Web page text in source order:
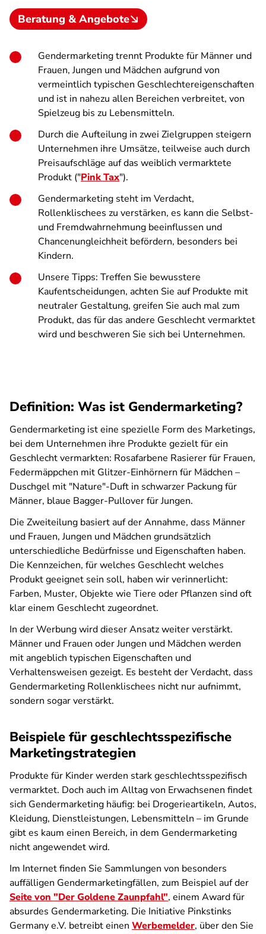
Beratung & Angebote
Gendermarketing trennt Produkte für Männer und
Frauen, Jungen und Mädchen aufgrund von
vermeintlich typischen Geschlechtereigenschaften
und ist in nahezu allen Bereichen verbreitet, von
Spielzeug bis zu Lebensmitteln.
Durch die Aufteilung in zwei Zielgruppen steigern
Unternehmen ihre Umsätze, teilweise auch durch
Preisaufschläge auf das weiblich vermarktete
Produkt ("Pink Tax").
Gendermarketing steht im Verdacht,
Rollenklischees zu verstärken, es kann die Selbst-
und Fremdwahrnehmung beeinflussen und
Chancenungleichheit befördern, besonders bei
Kindern.
Unsere Tipps: Treffen Sie bewusstere
Kaufentscheidungen, achten Sie auf Produkte mit
neutraler Gestaltung, greifen Sie auch mal zum
Produkt, das für das andere Geschlecht vermarktet
wird und beschweren Sie sich bei Unternehmen.
Definition: Was ist Gendermarketing?
Gendermarketing ist eine spezielle Form des Marketings,
bei dem Unternehmen ihre Produkte gezielt für ein
Geschlecht vermarkten: Rosafarbene Rasierer für Frauen,
Federmäppchen mit Glitzer-Einhörnern für Mädchen –
Duschgel mit "Nature"-Duft in schwarzer Packung für
Männer, blaue Bagger-Pullover für Jungen.
Die Zweiteilung basiert auf der Annahme, dass Männer
und Frauen, Jungen und Mädchen grundsätzlich
unterschiedliche Bedürfnisse und Eigenschaften haben.
Die Kennzeichen, für welches Geschlecht welches
Produkt geeignet sein soll, haben wir verinnerlicht:
Farben, Muster, Objekte wie Tiere oder Pflanzen sind oft
klar einem Geschlecht zugeordnet.
In der Werbung wird dieser Ansatz weiter verstärkt.
Männer und Frauen oder Jungen und Mädchen werden
mit angeblich typischen Eigenschaften und
Verhaltensweisen gezeigt. Es besteht der Verdacht, dass
Gendermarketing Rollenklischees nicht nur aufnimmt,
sondern sogar verstärkt.
Beispiele für geschlechtsspezifische
Marketingstrategien
Produkte für Kinder werden stark geschlechtsspezifisch
vermarktet. Doch auch im Alltag von Erwachsenen findet
sich Gendermarketing häufig: bei Drogerieartikeln, Autos,
Kleidung, Dienstleistungen, Lebensmitteln – im Grunde
gibt es kaum einen Bereich, in dem Gendermarketing
nicht angewendet wird.
Im Internet finden Sie Sammlungen von besonders
auffälligen Gendermarketingfällen, zum Beispiel auf der
Seite von "Der Goldene Zaunpfahl", einem Award für
absurdes Gendermarketing. Die Initiative Pinkstinks
Germany e.V. betreibt einen Werbemelder, über den Sie